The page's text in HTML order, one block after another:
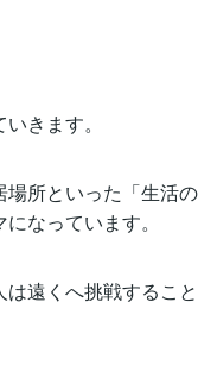
きます。
所といった「生活の
なっています。
遠くへ挑戦すること